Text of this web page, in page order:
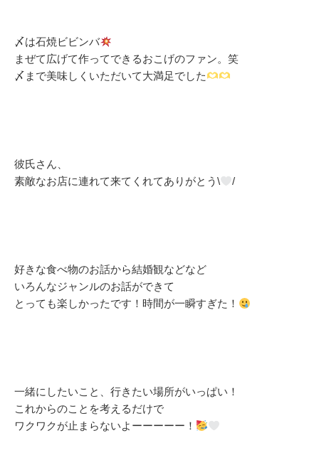
〆は石焼ビビンバ
まぜて広げて作ってできるおこげのファン。笑
〆まで美味しくいただいて大満足でした
彼氏さん、
素敵なお店に連れて来てくれてありがとう\
/
好きな食べ物のお話から結婚観などなど
いろんなジャンルのお話ができて
とっても楽しかったです！時間が一瞬すぎた！
一緒にしたいこと、行きたい場所がいっぱい！
これからのことを考えるだけで
ワクワクが止まらないよーーーーー！